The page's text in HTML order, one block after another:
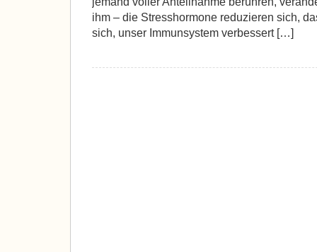
ihm – die Stresshormone reduzieren sich,
sich, unser Immunsystem verbessert […]